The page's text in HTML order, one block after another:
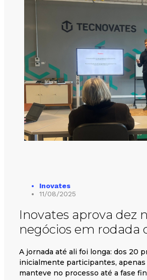
Inovates
11/08/2025
Inovates aprova dez
negócios em rodada
A jornada até ali foi longa: dos 20
inicialmente participantes, apenas
manteve no processo até a fase